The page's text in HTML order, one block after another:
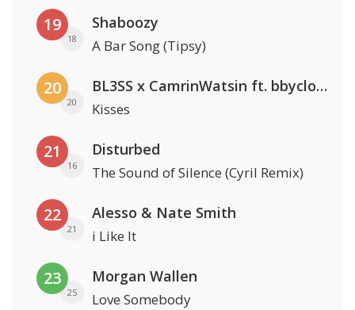
19
18
Shaboozy
A Bar Song (Tipsy)
20
20
BL3SS x CamrinWatsin ft. bbyclose
Kisses
21
16
Disturbed
The Sound of Silence (Cyril Remix)
22
21
Alesso & Nate Smith
i Like It
23
25
Morgan Wallen
Love Somebody